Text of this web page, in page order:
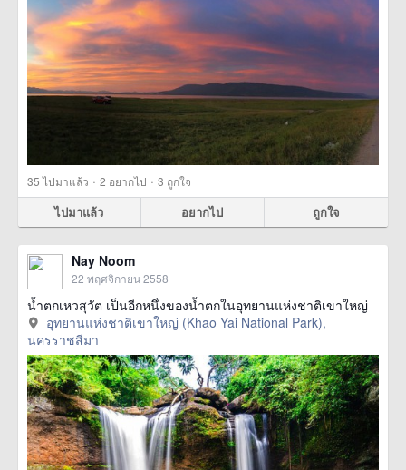
35ไปมาแล้ว · 2 อยากไป · 3 ถูกใจ
ไปมาแล้ว อยากไป ถูกใจ
Nay Noom
22 พฤศจิกายน 2558
น้ำตกเหวสุวัต เป็นอีกหนึ่งของน้ำตกในอุทยานแห่งชาติเขาใหญ่
อุทยานแห่งชาติเขาใหญ่ (Khao Yai National Park),
นครราชสีมา